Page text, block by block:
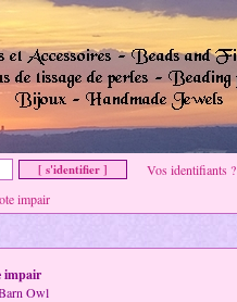
Vos identifiants ?
impair
impair
Owl